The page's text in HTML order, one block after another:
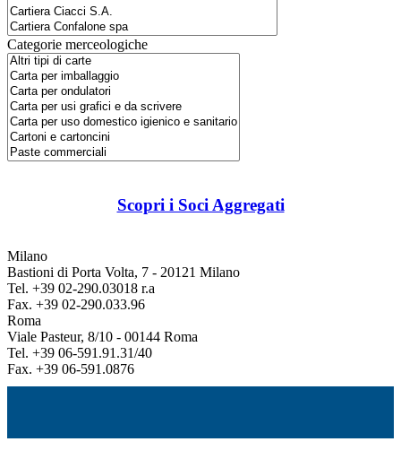
Categorie merceologiche
Scopri i Soci Aggregati
Milano
Bastioni di Porta Volta, 7 - 20121 Milano
Tel. +39 02-290.03018 r.a
Fax. +39 02-290.033.96
Roma
Viale Pasteur, 8/10 - 00144 Roma
Tel. +39 06-591.91.31/40
Fax. +39 06-591.0876